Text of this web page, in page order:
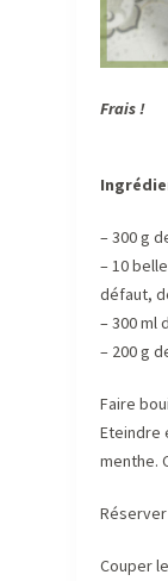
Frais !
– 300 g
– 10
défaut,
– 300 ml
– 200 g
Faire
Eteindre
menthe.
Couper